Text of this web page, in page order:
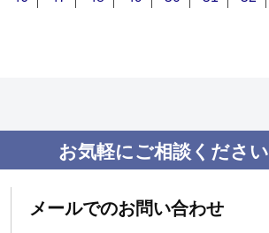
お気軽にご相談ください
メールでのお問い合わせ